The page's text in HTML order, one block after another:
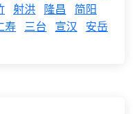
射洪 隆昌
简阳
寿 三台 宣汉
安岳